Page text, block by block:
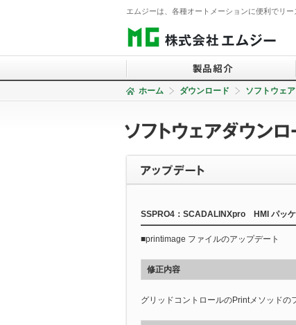
エムジーは、各種オートメーションに便利でリ
2線式信号変換器
警報設定器
コントローラ
リモートI/O
ホーム ダウンロード ソフトウェ
SSPRO4：SCADALINXpro HMI パッケ
■printimage ファイルのアップデート
修正内容
グリッドコントロールのPrintメソッドの